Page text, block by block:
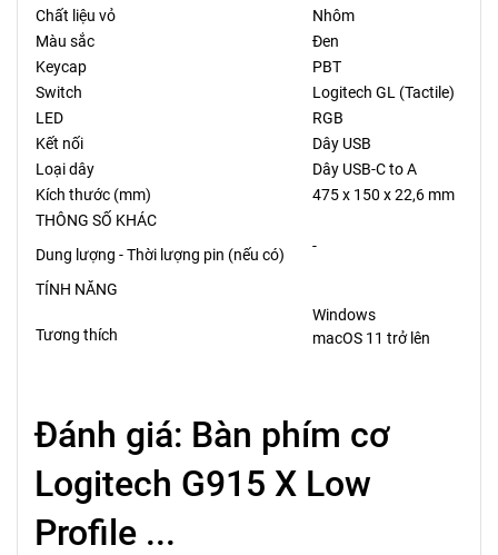
Chất liệu vỏ
Nhôm
Màu sắc
Đen
Keycap
PBT
Switch
Logitech GL (Tactile)
LED
RGB
Kết nối
Dây USB
Loại dây
Dây USB-C to A
Kích thước (mm)
475 x 150 x 22,6 mm
THÔNG SỐ KHÁC
Dung lượng - Thời lượng pin (nếu có)
-
TÍNH NĂNG
Tương thích
Windows
macOS 11 trở lên
Đánh giá: Bàn phím cơ
Logitech G915 X Low
Profile ...